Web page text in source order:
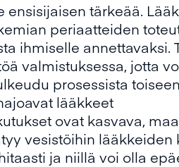
ensisijaisen tärkeää.
periaatteiden
ihmiselle
valmistuksessa, jotta
prosessista
lääkkeet
ovat kasvava,
vesistöihin
ja niillä voi olla